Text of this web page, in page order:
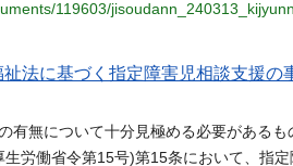
119603/
法に基づく指定障害児相談支援
有無について十分見極める必要がある
労働省令第15号)第15条において、指定